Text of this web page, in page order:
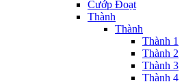
Cướp Đoạt
Thành
Thành
Thành 1
Thành 2
Thành 3
Thành 4